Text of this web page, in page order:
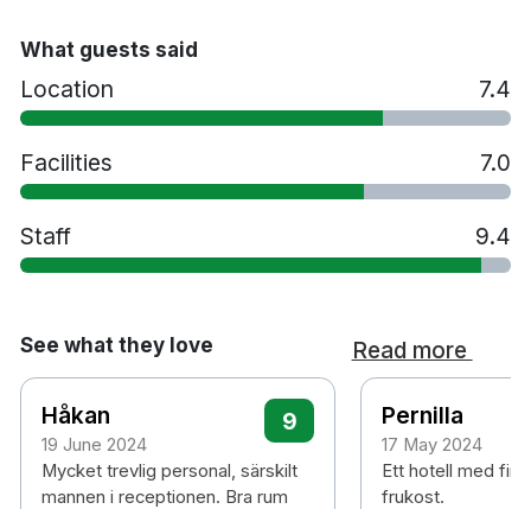
Vattenkokare
Samarbete med närliggande gym
Bar
Tvättservice
Hund tillåts mot en avgift på 400 kr per natt
Rökfritt
25 minuters promenad till Friends Arena &
35 minuters bilresa till Arlanda flygplats
What guests said
Location 7.4
Facilities 7.0
Staff 9.4
See what they love Read more
Håkan
19 June 2024
9
Mycket trevlig personal, särskilt
mannen i receptionen. Bra rum
Pernilla
17 May 2024
Ett hotell med fin
frukost.